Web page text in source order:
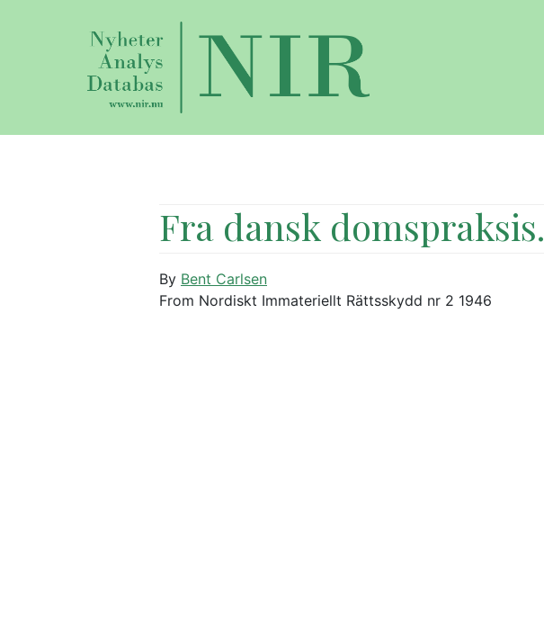
Fra dansk domspraksis.
By Bent Carlsen
From Nordiskt Immateriellt Rättsskydd nr 2 1946